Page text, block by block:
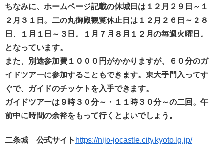
ちなみに、ホームページ記載の休城日は１２月２９日～１
２月３１日。二の丸御殿観覧休止日は１２月２６日～２８
日、１月１日～３日。１月７月８月１２月の毎週火曜日。
となっています。
また、別途参加費１０００円がかかりますが、６０分のガ
イドツアーに参加することもできます。東大手門入ってす
ぐで、ガイドのチッケトを入手できます。
ガイドツアーは９時３０分～・１１時３０分～の二回。午
前中に時間の余裕をもって行くとよいでしょう。
二条城 公式サイト https://nijo-jocastle.city.kyoto.lg.jp/